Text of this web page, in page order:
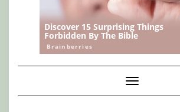
Toggle
Navigation